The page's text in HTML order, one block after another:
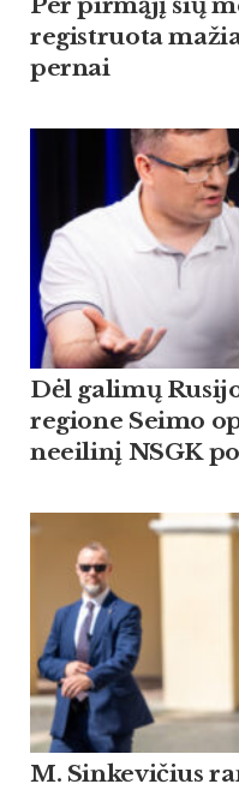
Per pirmąjį šių
registruota
pernai
Dėl galimų
regione Seimo
neeilinį NSGK
M. Sinkevičius